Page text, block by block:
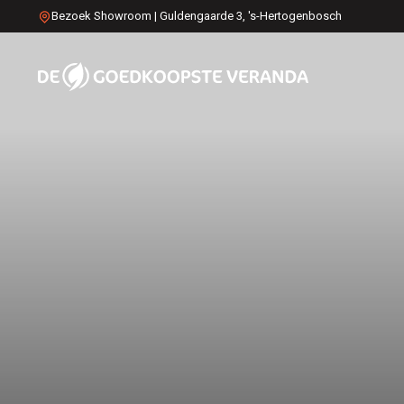
Bezoek Showroom | Guldengaarde 3, 's-Hertogenbosch